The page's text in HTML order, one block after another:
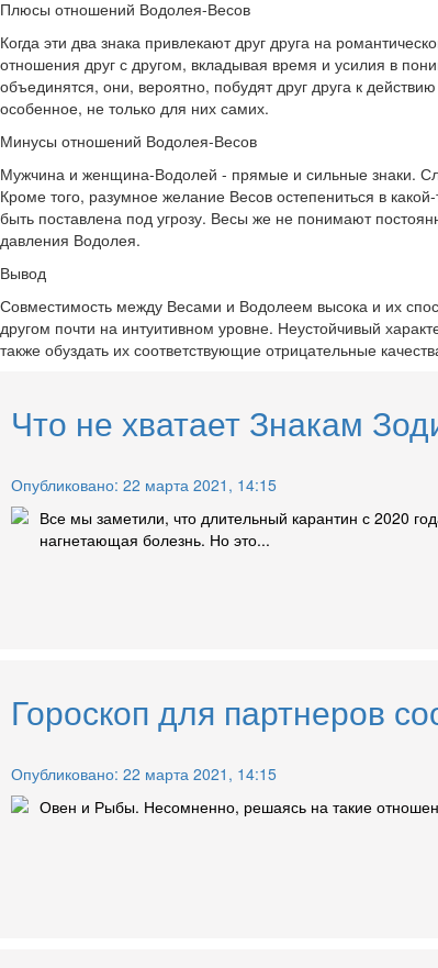
Плюсы отношений Водолея-Весов
Когда эти два знака привлекают друг друга на
отношения друг с другом, вкладывая время и усилия в
объединятся, они, вероятно, побудят друг друга к
особенное, не только для них самих.
Минусы отношений Водолея-Весов
Мужчина и женщина-Водолей - прямые и сильные знаки.
Кроме того, разумное желание Весов остепениться в
быть поставлена ​​под угрозу. Весы же не понимают
давления Водолея.
Вывод
Совместимость между Весами и Водолеем высока и их
другом почти на интуитивном уровне. Неустойчивый
также обуздать их соответствующие отрицательные
Что не хватает Знакам
Опубликовано: 22 марта 2021, 14:15
Все мы заметили, что длительный карантин с 2020
нагнетающая болезнь. Но это...
Гороскоп для партнеров
Опубликовано: 22 марта 2021, 14:15
Овен и Рыбы. Несомненно, решаясь на такие